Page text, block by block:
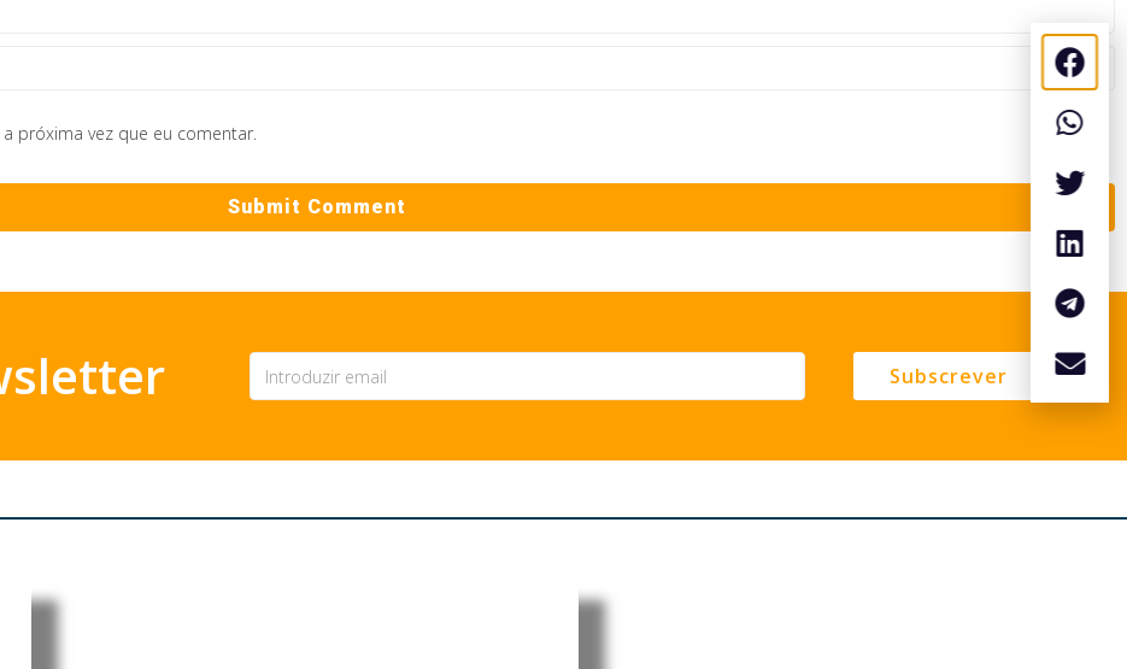
próxima vez que eu comentar.
Subscrever